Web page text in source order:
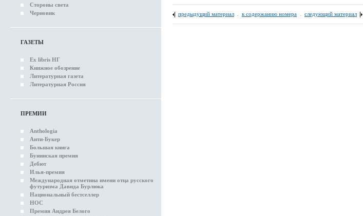
Стороны света
Черновик
ГАЗЕТЫ
Ex libris НГ
Книжное обозрение
Литературная газета
Литературная Россия
ПРЕМИИ
Anthologia
Анти-Букер
Большая книга
Бунинская премия
Дебют
Илья-премия
Международная отметина имени отца русского
футуризма Давида Бурлюка
Национальный бестселлер
НОС
Премия Андрея Белого
предыдущий материал к содержанию номера следующий материал